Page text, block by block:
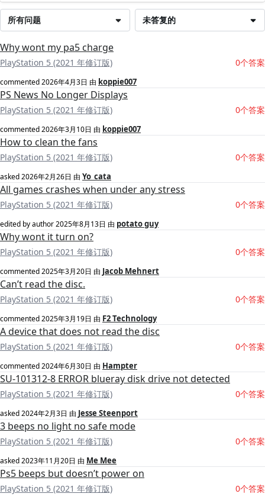
未答复的
所有问题
Why wont my pa5 charge
PlayStation 5 (2021 年修订版) 0个答案
commented2026年4月3日 由 koppie007
PS News No Longer Displays
PlayStation 5 (2021 年修订版) 0个答案
commented2026年3月10日 由 koppie007
How to clean the fans
PlayStation 5 (2021 年修订版) 0个答案
asked2026年2月26日 由 Yo_cata
All games crashes when under any stress
PlayStation 5 (2021 年修订版) 0个答案
edited by author2025年8月13日 由 potato guy
Why wont it turn on?
PlayStation 5 (2021 年修订版) 0个答案
commented2025年3月20日 由 Jacob Mehnert
Can’t read the disc.
PlayStation 5 (2021 年修订版) 0个答案
commented2025年3月19日 由 F2 Technology
A device that does not read the disc
PlayStation 5 (2021 年修订版) 0个答案
commented2024年6月30日 由 Hampter
SU-101312-8 ERROR blueray disk drive not detected
PlayStation 5 (2021 年修订版) 0个答案
asked2024年2月3日 由 Jesse Steenport
3 beeps no light no safe mode
PlayStation 5 (2021 年修订版) 0个答案
asked2023年11月20日 由 Me Mee
Ps5 beeps but doesn’t power on
PlayStation 5 (2021 年修订版) 0个答案